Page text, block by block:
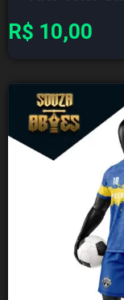
R$ 10,00